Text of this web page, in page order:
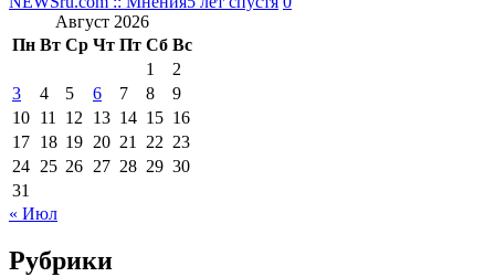
Август 2026
Пн Вт Ср Чт Пт Сб Вс
1
2
3
4 5 6 7 8
9
10 11 12 13 14 15 16
17 18 19 20 21 22 23
24 25 26 27 28 29 30
31
« Июл
Рубрики